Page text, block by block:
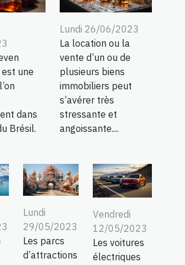
une
dans
Brésil.
Lundi 26/06/2023
La location ou la
vente d’un ou de
plusieurs biens
immobiliers peut
s’avérer très
stressante et
angoissante....
Lundi
29/05/2023
Les parcs
d’attractions
Vendredi
12/05/2023
Les voitures
électriques